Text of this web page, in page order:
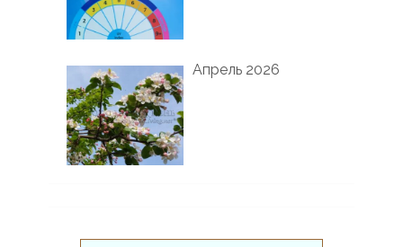
Апрель 2026